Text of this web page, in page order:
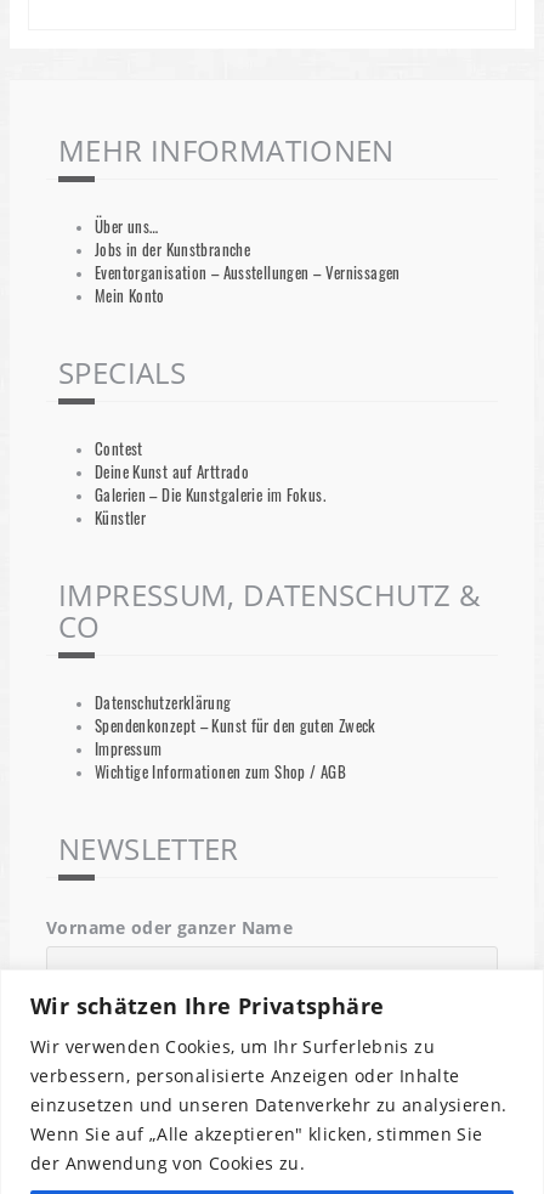
Wir schätzen Ihre Privatsphäre
Wir verwenden Cookies, um Ihr Surferlebnis zu
verbessern, personalisierte Anzeigen oder Inhalte
einzusetzen und unseren Datenverkehr zu analysieren.
Wenn Sie auf „Alle akzeptieren" klicken, stimmen Sie
der Anwendung von Cookies zu.
MEHR INFORMATIONEN
Über uns…
Jobs in der Kunstbranche
Eventorganisation – Ausstellungen – Vernissagen
Mein Konto
SPECIALS
Contest
Deine Kunst auf Arttrado
Galerien – Die Kunstgalerie im Fokus.
Künstler
IMPRESSUM, DATENSCHUTZ &
CO
Datenschutzerklärung
Spendenkonzept – Kunst für den guten Zweck
Impressum
Wichtige Informationen zum Shop / AGB
NEWSLETTER
Vorname oder ganzer Name
Email
Indem Du fortfährst, akzeptierst Du unsere
Datenschutzerklärung.